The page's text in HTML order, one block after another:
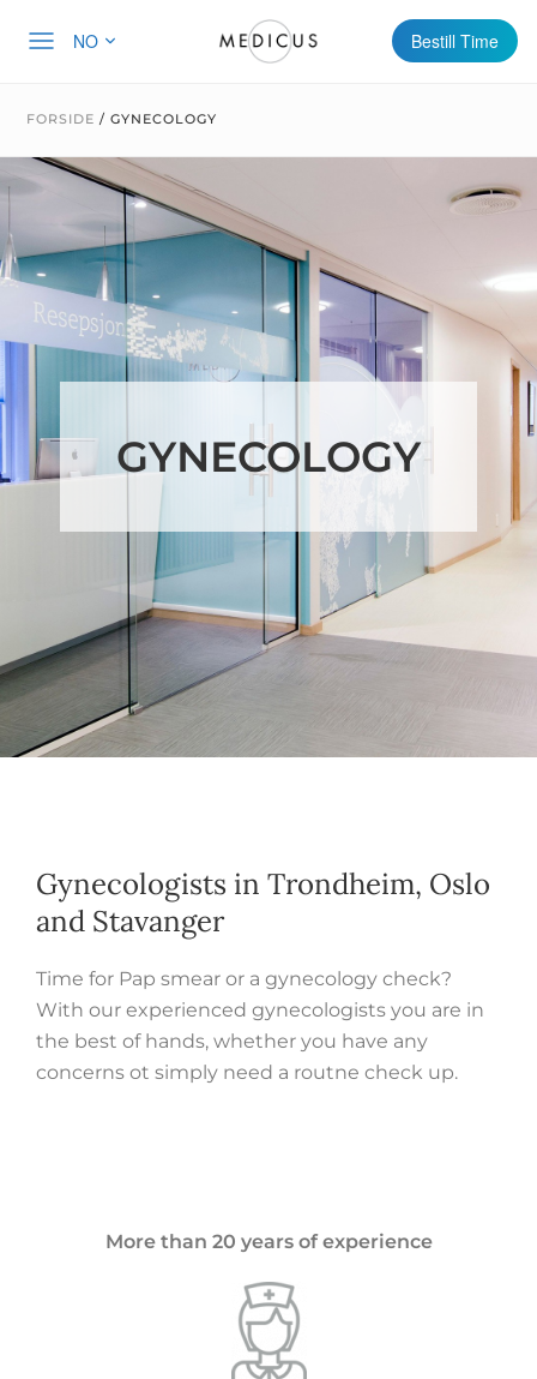
NO Bestill Time
FORSIDE / GYNECOLOGY
GYNECOLOGY
Gynecologists in Trondheim, Oslo
and Stavanger
Time for Pap smear or a gynecology check?
With our experienced gynecologists you are in
the best of hands, whether you have any
concerns ot simply need a routne check up.
More than 20 years of experience